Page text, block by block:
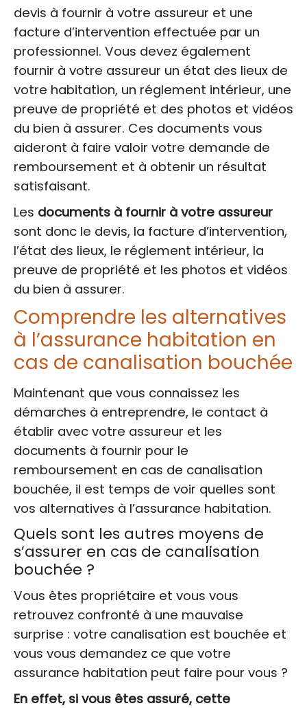
devis à fournir à votre assureur et une
facture d’intervention effectuée par un
professionnel. Vous devez également
fournir à votre assureur un état des lieux de
votre habitation, un réglement intérieur, une
preuve de propriété et des photos et vidéos
du bien à assurer. Ces documents vous
aideront à faire valoir votre demande de
remboursement et à obtenir un résultat
satisfaisant.
Les documents à fournir à votre assureur
sont donc le devis, la facture d’intervention,
l’état des lieux, le réglement intérieur, la
preuve de propriété et les photos et vidéos
du bien à assurer.
Comprendre les alternatives
à l’assurance habitation en
cas de canalisation bouchée
Maintenant que vous connaissez les
démarches à entreprendre, le contact à
établir avec votre assureur et les
documents à fournir pour le
remboursement en cas de canalisation
bouchée, il est temps de voir quelles sont
vos alternatives à l’assurance habitation.
Quels sont les autres moyens de
s’assurer en cas de canalisation
bouchée ?
Vous êtes propriétaire et vous vous
retrouvez confronté à une mauvaise
surprise : votre canalisation est bouchée et
vous vous demandez ce que votre
assurance habitation peut faire pour vous ?
En effet, si vous êtes assuré, cette